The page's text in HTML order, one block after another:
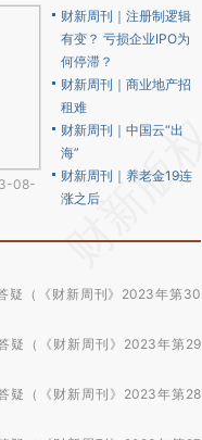
08-
财新周刊｜注册制逻辑
有变？ 亏损企业IPO为
何停滞？
财新周刊｜商业地产招
租难
财新周刊｜中国云“出
海”
财新周刊｜养老金19连
涨之后
疑（《财新周刊》2023年第30
疑（《财新周刊》2023年第29
疑（《财新周刊》2023年第28